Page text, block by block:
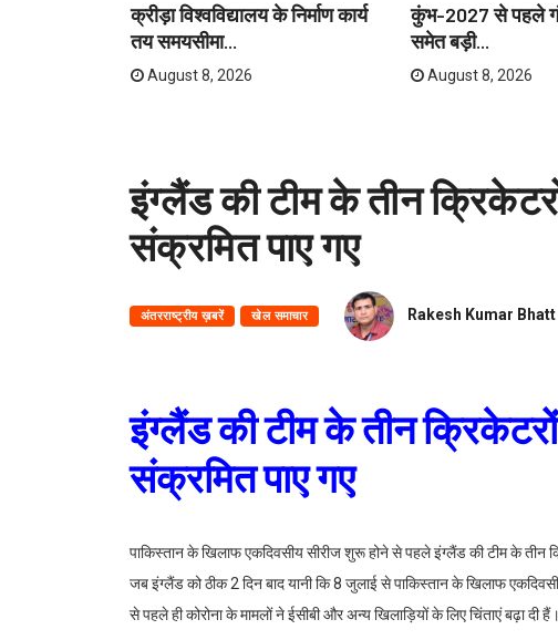
क्रीड़ा विश्वविद्यालय के निर्माण कार्य
तय समयसीमा...
August 8, 2026
कुंभ-2027 से पहले
समेत बड़ी...
August 8, 2026
इंग्लैंड की टीम के तीन
संक्रमित पाए गए
अंतरराष्ट्रीय ख़बरें खेल समाचार Rakesh Kumar Bhatt
इंग्लैंड की टीम के तीन
संक्रमित पाए गए
पाकिस्तान के खिलाफ एकदिवसीय सीरीज शुरू होने से पहले इंग्लैंड की टीम के तीन
जब इंग्लैंड को ठीक 2 दिन बाद यानी कि 8 जुलाई से पाकिस्तान के खिलाफ
से पहले ही कोरोना के मामलों ने ईसीबी और अन्य खिलाड़ियों के लिए चिंताएं बढ़ा दी हैं।